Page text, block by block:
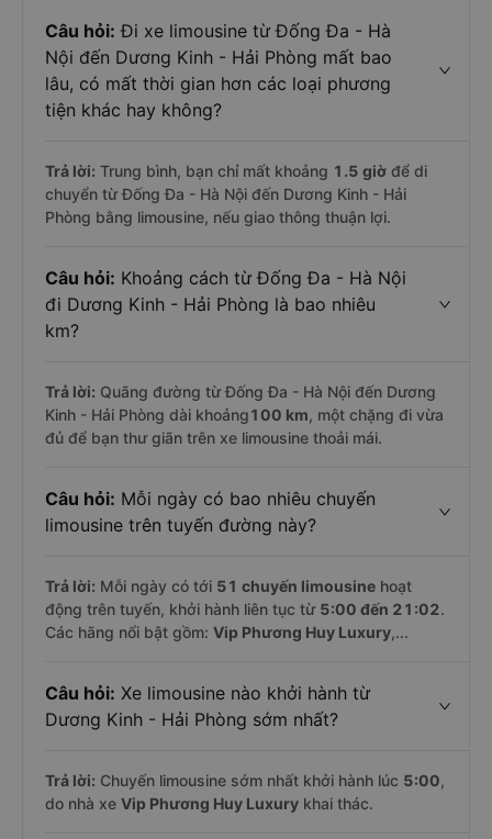
Câu hỏi: Đi xe limousine từ Đống Đa - Hà
Nội đến Dương Kinh - Hải Phòng mất bao
lâu, có mất thời gian hơn các loại phương
tiện khác hay không?
Trả lời: Trung bình, bạn chỉ mất khoảng 1.5 giờ để di
chuyển từ Đống Đa - Hà Nội đến Dương Kinh - Hải
Phòng bằng limousine, nếu giao thông thuận lợi.
Câu hỏi: Khoảng cách từ Đống Đa - Hà Nội
đi Dương Kinh - Hải Phòng là bao nhiêu
km?
Trả lời: Quãng đường từ Đống Đa - Hà Nội đến Dương
Kinh - Hải Phòng dài khoảng100 km, một chặng đi vừa
đủ để bạn thư giãn trên xe limousine thoải mái.
Câu hỏi: Mỗi ngày có bao nhiêu chuyến
limousine trên tuyến đường này?
Trả lời: Mỗi ngày có tới 51 chuyến limousine hoạt
động trên tuyến, khởi hành liên tục từ 5:00 đến 21:02.
Các hãng nổi bật gồm: Vip Phương Huy Luxury,...
Câu hỏi: Xe limousine nào khởi hành từ
Dương Kinh - Hải Phòng sớm nhất?
Trả lời: Chuyến limousine sớm nhất khởi hành lúc 5:00,
do nhà xe Vip Phương Huy Luxury khai thác.